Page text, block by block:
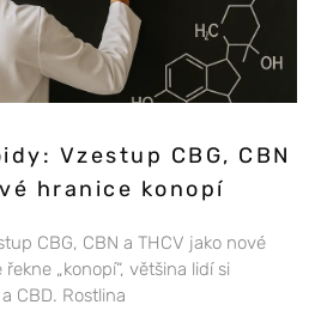
Vzestup CBG, CBN
hranice konopí
CBG, CBN a THCV jako nové
„konopí“, většina lidí si
CBD. Rostlina